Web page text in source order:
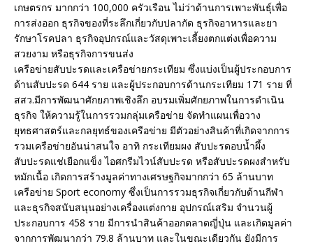
เกษตรกร มากกว่า 100,000 ครัวเรือน ไม่ว่าด้านการเพาะพันธุ์เพื่อ
การส่งออก ธุรกิจของที่ระลึกเกี่ยวกับปลากัด ธุรกิจอาหารและยา
รักษาโรคปลา ธุรกิจอุปกรณ์และวัสดุเพาะเลี้ยงตกแต่งเพื่อความ
สวยงาม หรือธุรกิจการขนส่ง ​
​เครือข่ายสับปะรดและเครือข่ายกระเทียม ซึ่งแบ่งเป็นผู้ประกอบการ
ด้านสับปะรด 644 ราย และผู้ประกอบการด้านกระเทียม 171 ราย ที่
สสว.มีการพัฒนาศักยภาพเชิงลึก อบรมเพิ่มศักยภาพในการดำเนิน
ธุรกิจ ให้ความรู้ในการรวมกลุ่มเครือข่าย จัดทำแผนเพื่อวาง
ยุทธศาสตร์และกลยุทธ์ของเครือข่าย มีตัวอย่างสินค้าที่เกิดจากการ
รวมเครือข่ายอันน่าสนใจ อาทิ กระเทียมผง สับปะรดอบน้ำผึ้ง
สับปะรดแช่เยือกแข็ง ไอศกรีมไวน์สับปะรด หรือสับปะรดผงสำหรับ
หมักเนื้อ เกิดการสร้างมูลค่าทางเศรษฐกิจมากกว่า 65 ล้านบาท
​เครือข่าย Sport economy ซึ่งเป็นการรวมธุรกิจเกี่ยวกับด้านกีฬา
และธุรกิจสนับสนุนอย่างเครื่องแต่งกาย อุปกรณ์เสริม จำนวนผู้
ประกอบการ 458 ราย มีการนำสินค้าออกตลาดญี่ปุ่น และเกิดมูลค่า
จากการพัฒนากว่า 79.8 ล้านบาท และในขณะเดียวกัน ยังมีการ